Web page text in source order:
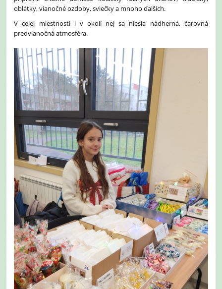
oblátky, vianočné ozdoby, sviečky a mnoho ďalších.
V celej miestnosti i v okolí nej sa niesla nádherná, čarovná
predvianočná atmosféra.